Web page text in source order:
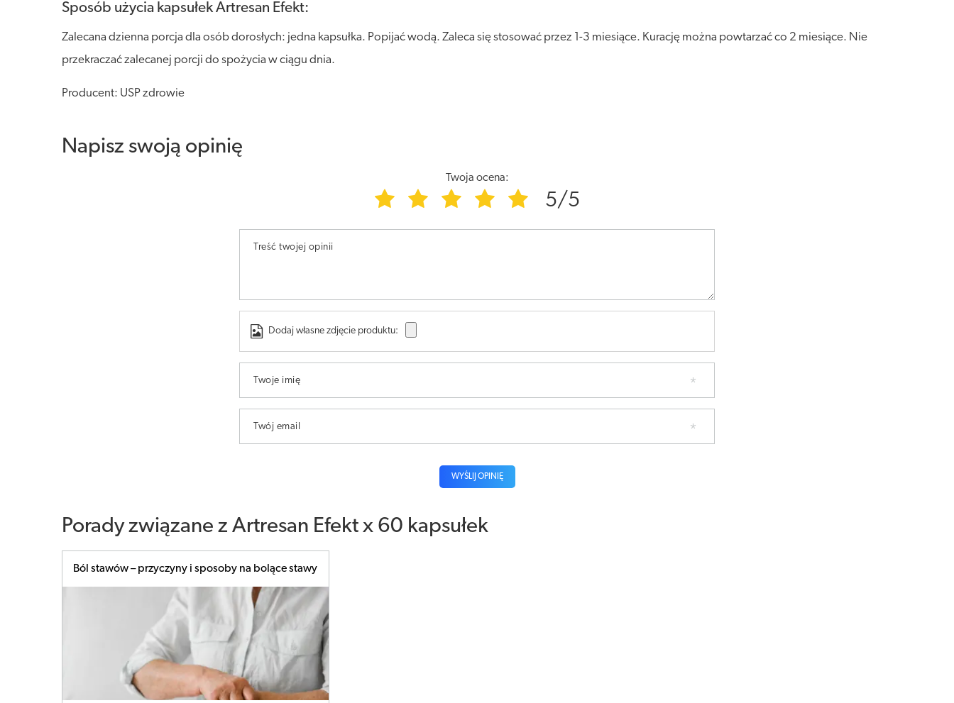
Sposób użycia kapsułek Artresan Efekt:
Zalecana dzienna porcja dla osób dorosłych: jedna kapsułka. Popijać wodą. Zaleca się stosować przez 1-3 miesiące. Kurację można powtarzać co 2 miesiące. Nie
przekraczać zalecanej porcji do spożycia w ciągu dnia.
Producent: USP zdrowie
Napisz swoją opinię
Twoja ocena:
5/5
Treść twojej opinii
Dodaj własne zdjęcie produktu:
Twoje imię
Twój email
WYŚLIJ OPINIĘ
Porady związane z Artresan Efekt x 60 kapsułek
Ból stawów – przyczyny i sposoby na bolące stawy